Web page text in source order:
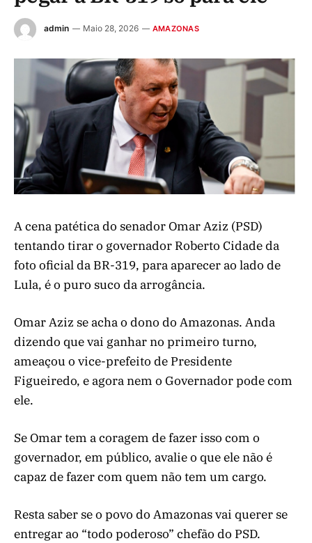
admin Maio 28, 2026 AMAZONAS
A cena patética do senador Omar Aziz (PSD)
tentando tirar o governador Roberto Cidade da
foto oficial da BR-319, para aparecer ao lado de
Lula, é o puro suco da arrogância.
Omar Aziz se acha o dono do Amazonas. Anda
dizendo que vai ganhar no primeiro turno,
ameaçou o vice-prefeito de Presidente
Figueiredo, e agora nem o Governador pode com
ele.
Se Omar tem a coragem de fazer isso com o
governador, em público, avalie o que ele não é
capaz de fazer com quem não tem um cargo.
Resta saber se o povo do Amazonas vai querer se
entregar ao “todo poderoso” chefão do PSD.